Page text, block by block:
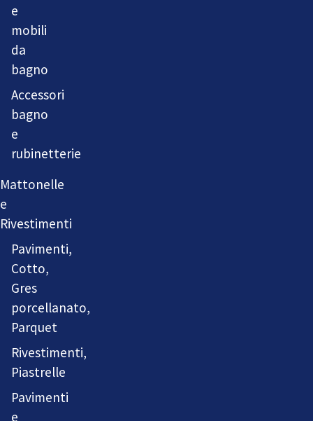
e
mobili
da
bagno
Accessori
bagno
e
rubinetterie
Mattonelle
e
Rivestimenti
Pavimenti,
Cotto,
Gres
porcellanato,
Parquet
Rivestimenti,
Piastrelle
Pavimenti
e